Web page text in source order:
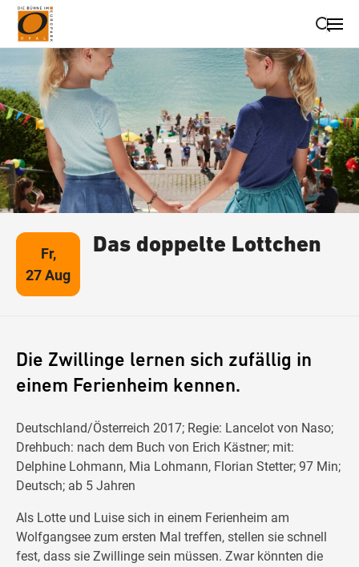
Suche schließen
Wegbeschreibung erhalten
Fr,
27 Aug
Das doppelte Lottchen
Die Zwillinge lernen sich zufällig in
einem Ferienheim kennen.
Deutschland/Österreich 2017; Regie: Lancelot von Naso;
Drehbuch: nach dem Buch von Erich Kästner; mit:
Delphine Lohmann, Mia Lohmann, Florian Stetter; 97 Min;
Deutsch; ab 5 Jahren
Als Lotte und Luise sich in einem Ferienheim am
Wolfgangsee zum ersten Mal treffen, stellen sie schnell
fest, dass sie Zwillinge sein müssen. Zwar könnten die